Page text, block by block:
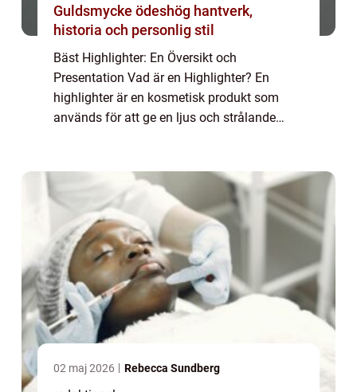
Guldsmycke ödeshög hantverk,
historia och personlig stil
Bäst Highlighter: En Översikt och
Presentation Vad är en Highlighter? En
highlighter är en kosmetisk produkt som
används för att ge en ljus och strålande
02 maj 2026 Rebecca Sundberg